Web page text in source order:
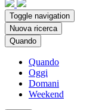
Toggle navigation
Nuova ricerca
Quando
Quando
Oggi
Domani
Weekend